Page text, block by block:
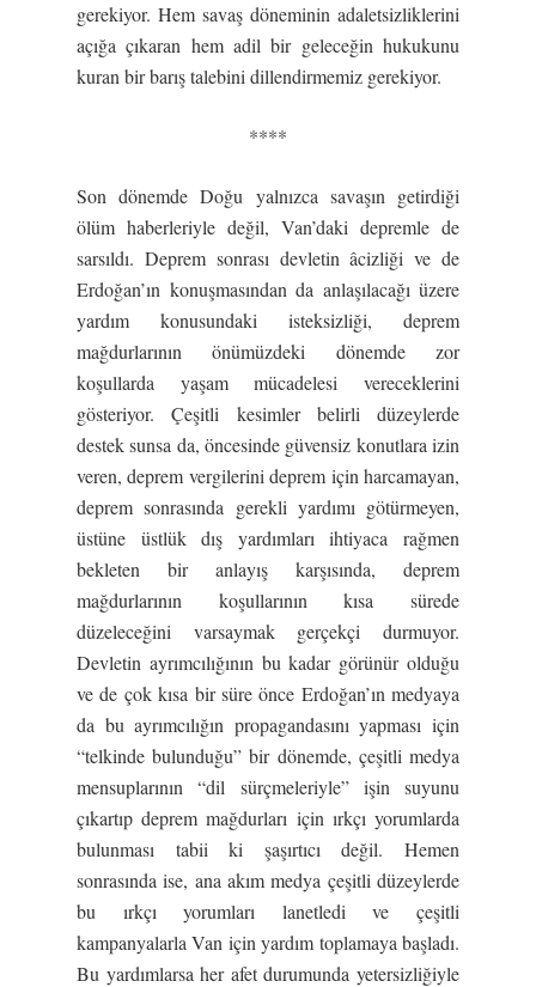
gerekiyor. Hem savaş döneminin adaletsizliklerini
açığa çıkaran hem adil bir geleceğin hukukunu
kuran bir barış talebini dillendirmemiz gerekiyor.
****
Son dönemde Doğu yalnızca savaşın getirdiği
ölüm haberleriyle değil, Van’daki depremle de
sarsıldı. Deprem sonrası devletin âcizliği ve de
Erdoğan’ın konuşmasından da anlaşılacağı üzere
yardım konusundaki isteksizliği, deprem
mağdurlarının önümüzdeki dönemde zor
koşullarda yaşam mücadelesi vereceklerini
gösteriyor. Çeşitli kesimler belirli düzeylerde
destek sunsa da, öncesinde güvensiz konutlara izin
veren, deprem vergilerini deprem için harcamayan,
deprem sonrasında gerekli yardımı götürmeyen,
üstüne üstlük dış yardımları ihtiyaca rağmen
bekleten bir anlayış karşısında, deprem
mağdurlarının koşullarının kısa sürede
düzeleceğini varsaymak gerçekçi durmuyor.
Devletin ayrımcılığının bu kadar görünür olduğu
ve de çok kısa bir süre önce Erdoğan’ın medyaya
da bu ayrımcılığın propagandasını yapması için
“telkinde bulunduğu” bir dönemde, çeşitli medya
mensuplarının “dil sürçmeleriyle” işin suyunu
çıkartıp deprem mağdurları için ırkçı yorumlarda
bulunması tabii ki şaşırtıcı değil. Hemen
sonrasında ise, ana akım medya çeşitli düzeylerde
bu ırkçı yorumları lanetledi ve çeşitli
kampanyalarla Van için yardım toplamaya başladı.
Bu yardımlarsa her afet durumunda yetersizliğiyle